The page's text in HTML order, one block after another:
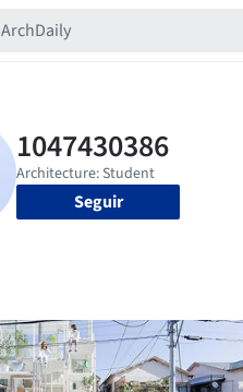
Seguir